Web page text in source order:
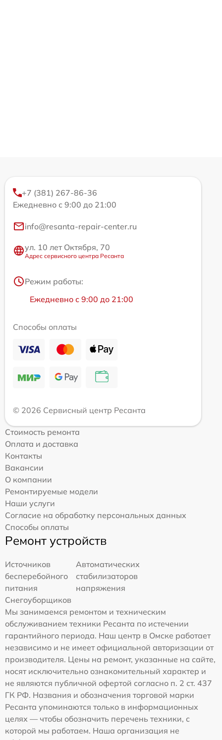
+7 (381) 267-86-36
Ежедневно с 9:00 до 21:00
info@resanta-repair-center.ru
ул. 10 лет Октября, 70
Адрес сервисного центра Ресанта
Режим работы:
Ежедневно с 9:00 до 21:00
Способы оплаты
© 2026 Сервисный центр Ресанта
Стоимость ремонта
Оплата и доставка
Контакты
Вакансии
О компании
Ремонтируемые модели
Наши услуги
Согласие на обработку персональных данных
Способы оплаты
Ремонт устройств
Источников
бесперебойного
питания
Автоматических
стабилизаторов
напряжения
Снегоуборщиков
Мы занимаемся ремонтом и техническим
обслуживанием техники Ресанта по истечении
гарантийного периода. Наш центр в Омске работает
независимо и не имеет официальной авторизации от
производителя. Цены на ремонт, указанные на сайте,
носят исключительно ознакомительный характер и
не являются публичной офертой согласно п. 2 ст. 437
ГК РФ. Названия и обозначения торговой марки
Ресанта упоминаются только в информационных
целях — чтобы обозначить перечень техники, с
которой мы работаем. Наша организация не